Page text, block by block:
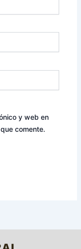
y web en
comente.